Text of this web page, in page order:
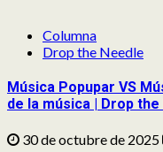
Columna
Drop the Needle
Música Popupar VS
de la música | Drop
30 de octubre de 2025